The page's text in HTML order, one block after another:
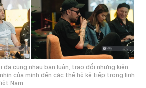
đã cùng nhau bàn luận, trao đổi những kiến
của mình đến các thế hệ kế tiếp trong lĩnh
Nam.